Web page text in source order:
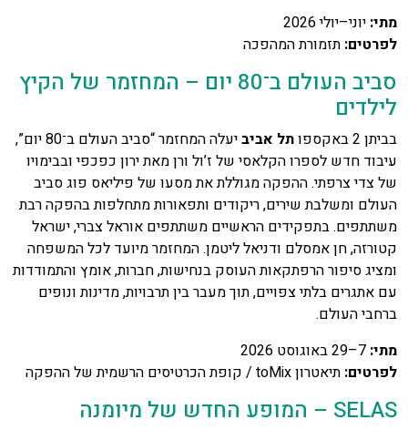
מתי: יוני–יולי 2026
לפרטים: תזמורת המהפכה
סביב העולם ב־80 יום – המחזמר של הקיץ
לילדים
בביתן 2 באקספו תל אביב
יעלה המחזמר “סביב העולם ב־80 יום”,
עיבוד חדש לספרו הקלאסי של ז’ול ורן מאת ירון כפכפי ובבימויו
של צדי צרפתי. ההפקה מגוללת את מסעו של פיליאס פוג סביב
העולם ומשלבת שירים, ריקודים ותפאורות מתחלפות בהפקה רבת
משתתפים. בתפקידים הראשיים משתתפים אוראל צברי, ישראל
קטורזה, חן אמסלם ודניאל ליטמן. המחזמר מיועד לכל המשפחה
ומציג סיפור הרפתקאות העוסק בנחישות, חברות, אומץ והתמודדות
עם אתגרים בלתי צפויים, תוך מעבר בין תרבויות, מדינות ונופים
ברחבי העולם.
מתי:
לפרטים: תיאטרון toMix / קופת הכרטיסים הרשמית של ההפקה
SELAS – המופע החדש של מיומנה